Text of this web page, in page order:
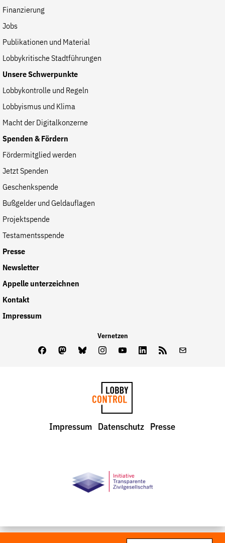
Finanzierung
Jobs
Publikationen und Material
Lobbykritische Stadtführungen
Unsere Schwerpunkte
Lobbykontrolle und Regeln
Lobbyismus und Klima
Macht der Digitalkonzerne
Spenden & Fördern
Fördermitglied werden
Jetzt Spenden
Geschenkspende
Bußgelder und Geldauflagen
Projektspende
Testamentsspende
Presse
Newsletter
Appelle unterzeichnen
Kontakt
Impressum
Vernetzen
FacebookMastodon
BlueskyInstagram
YoutubeLinkedInFeed
LobbyControl
Impressum Datenschutz Presse